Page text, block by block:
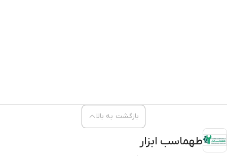
طهماسب ابزار
بازگشت به بالا